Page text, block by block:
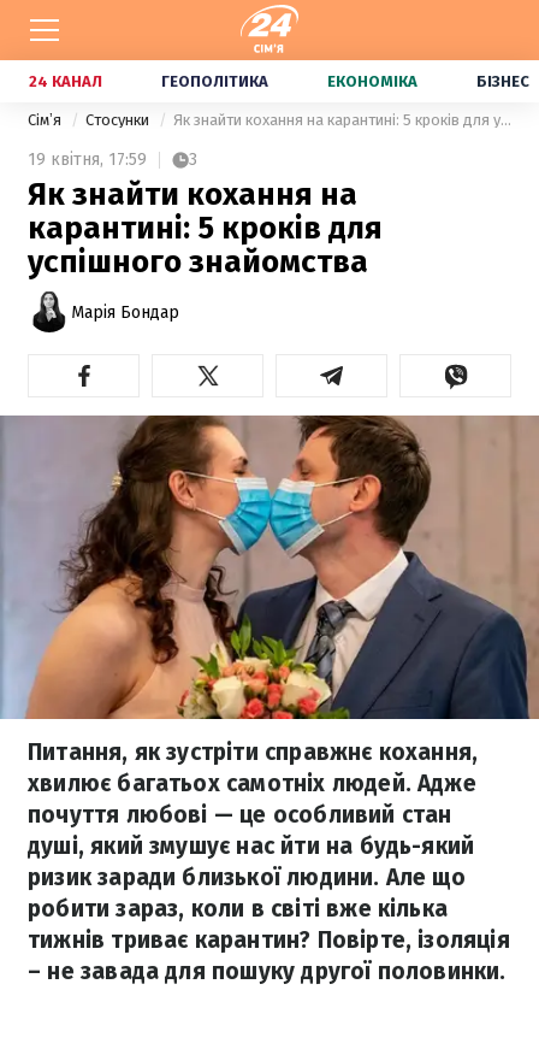
24 КАНАЛ ГЕОПОЛІТИКА ЕКОНОМІКА БІЗНЕС
Сімʼя Стосунки Як знайти кохання на карантині: 5 кроків для успішного знайомства
19 квітня, 17:59 3
Як знайти кохання на
карантині: 5 кроків для
успішного знайомства
Марія Бондар
Питання, як зустріти справжнє кохання,
хвилює багатьох самотніх людей. Адже
почуття любові — це особливий стан
душі, який змушує нас йти на будь-який
ризик заради близької людини. Але що
робити зараз, коли в світі вже кілька
тижнів триває карантин? Повірте, ізоляція
– не завада для пошуку другої половинки.